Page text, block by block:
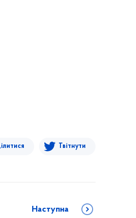
Твітнути
Наступна